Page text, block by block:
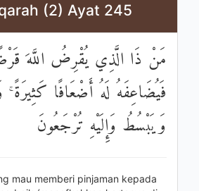
(2) Ayat 245
مَنْ ذَا الَّذِي يُقْرِضُ اللَّهَ
فَيُضَاعِفَهُ لَهُ أَضْعَافًا كَثِيرَةً
وَيَبْسُطُ وَإِلَيْهِ تُرْجَعُونَ
mau memberi pinjaman kepada